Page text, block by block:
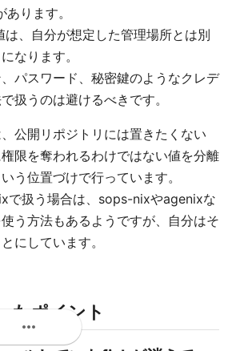
ります。
、自分が想定した管理場所とは別
なります。
パスワード、秘密鍵のようなクレデ
扱うのは避けるべきです。
公開リポジトリには置きたくない
限を奪われるわけではない値を分離
う位置づけで行っています。
で扱う場合は、sops-nixやagenixな
う方法もあるようですが、自分はそ
にしています。
たポイント
more_horiz